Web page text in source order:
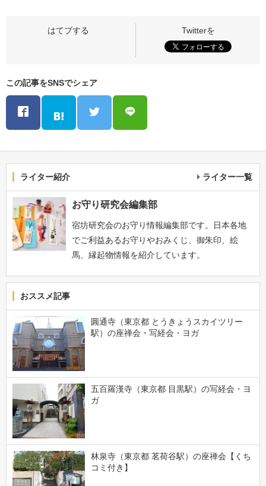
この記事をSNSでシェア
ライター紹介 ライター一覧
お守り研究会編集部
宿坊研究会のお守り情報編集部です。日本各地
でご利益あるお守りやおみくじ、御朱印、絵
馬、縁起物情報を紹介しています。
おススメ記事
圓通寺（東京都 とうきょうスカイツリー
駅）の座禅会・写経会・ヨガ
五百羅漢寺（東京都 目黒駅）の写経会・ヨ
ガ
林泉寺（東京都 茗荷谷駅）の座禅会【くち
コミ付き】